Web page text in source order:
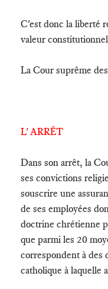
C'est donc la liberté
valeur
La Cour suprême
L' ARRÊT
Dans son arrêt, la
ses convictions
souscrire une
de ses employées
doctrine chrétienne
que parmi les 20
correspondent à des
catholique à laquelle